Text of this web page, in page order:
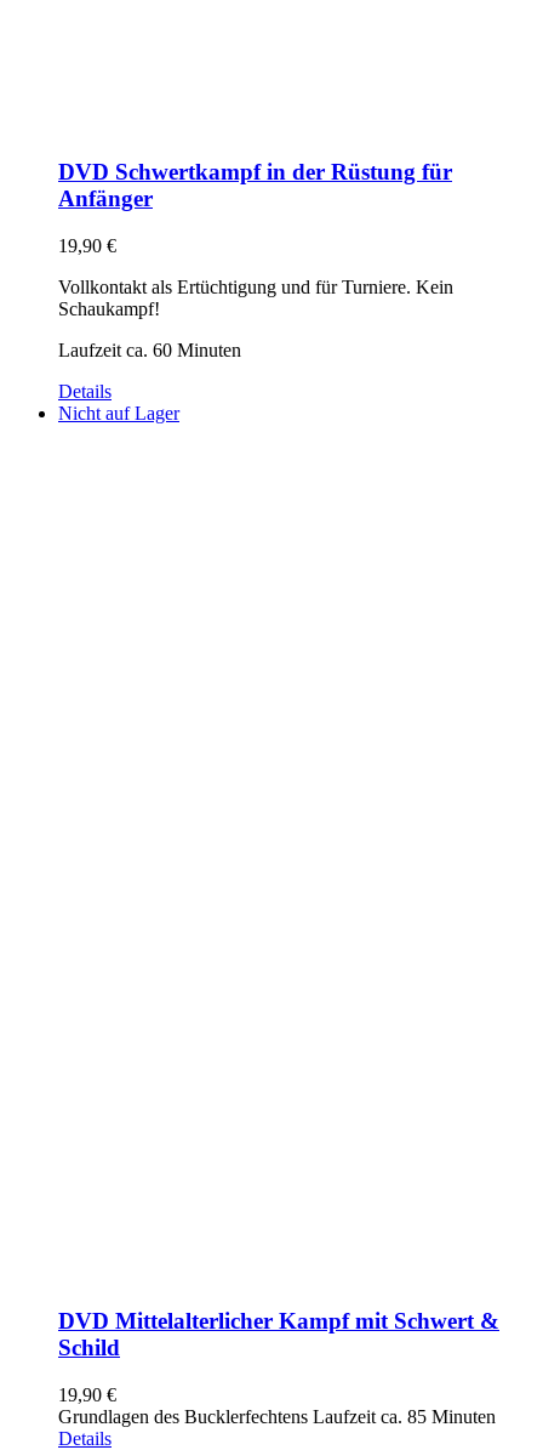
DVD Schwertkampf in der Rüstung für
Anfänger
19,90 €
Vollkontakt als Ertüchtigung und für Turniere. Kein
Schaukampf!
Laufzeit ca. 60 Minuten
Details
Nicht auf Lager
DVD Mittelalterlicher Kampf mit Schwert &
Schild
19,90 €
Grundlagen des Bucklerfechtens Laufzeit ca. 85 Minuten
Details